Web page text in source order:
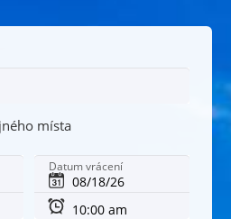
místa
Datum vrácení